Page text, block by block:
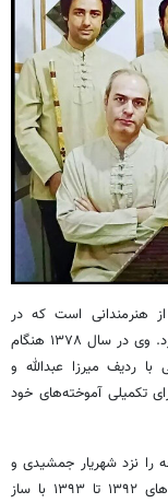
از هنرمندانی است که در
سیزده سالگی آموختن موسیقی را با ساز سنتور آغاز کرد. وی در سال ۱۳۷۸ هنگام
ردیف میرزا عبدالله و
تکمیلی آموخته‌های خود
را نزد شهریار جمشیدی و
عود را به صورت خودآموز فرا گرفت. زینالی در سال‌های ۱۳۹۲ تا ۱۳۹۳ با ساز